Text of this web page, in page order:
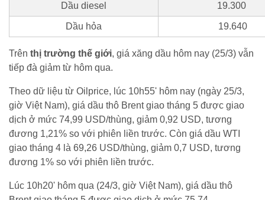
Dầu diesel 19.300
Dầu hỏa 19.640
Trên thị trường thế giới, giá xăng dầu hôm nay (25/3) vẫn
tiếp đà giảm từ hôm qua.
Theo dữ liệu từ Oilprice, lúc 10h55' hôm nay (ngày 25/3,
giờ Việt Nam), giá dầu thô Brent giao tháng 5 được giao
dịch ở mức 74,99 USD/thùng, giảm 0,92 USD, tương
đương 1,21% so với phiên liền trước. Còn giá dầu WTI
giao tháng 4 là 69,26 USD/thùng, giảm 0,7 USD, tương
đương 1% so với phiên liền trước.
Lúc 10h20' hôm qua (24/3, giờ Việt Nam), giá dầu thô